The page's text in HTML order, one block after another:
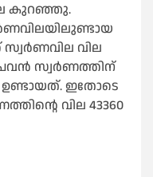
കുറഞ്ഞു.
വില
സ്വർണത്തിന്
ഇതോടെ
വില 43360